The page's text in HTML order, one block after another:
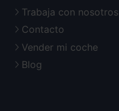
Trabaja con nosotros
Contacto
Vender mi coche
Blog